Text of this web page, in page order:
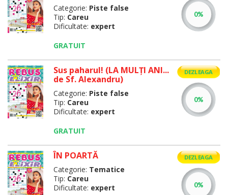
Categorie: Piste false
Tip: Careu
Dificultate: expert
GRATUIT
Sus paharul! (LA MULŢI ANI...
de Sf. Alexandru)
Categorie: Piste false
Tip: Careu
Dificultate: expert
GRATUIT
DEZLEAGA
ÎN POARTĂ
Categorie: Tematice
Tip: Careu
Dificultate: expert
DEZLEAGA